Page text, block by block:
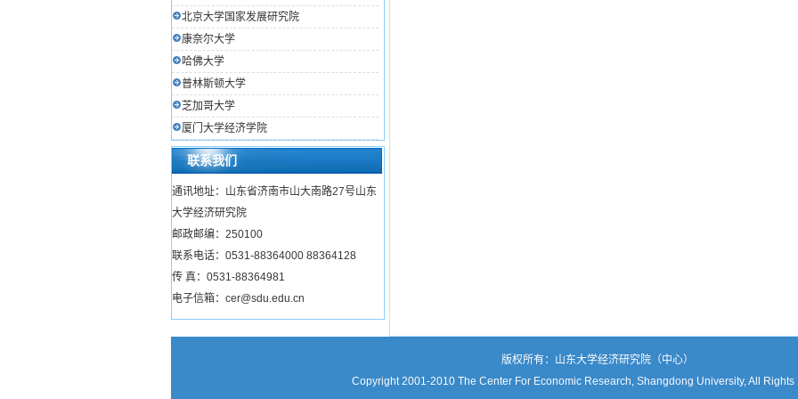
北京大学国家发展研究院
康奈尔大学
哈佛大学
普林斯顿大学
芝加哥大学
厦门大学经济学院
联系我们
通讯地址：山东省济南市山大南路27号山东
大学经济研究院
邮政邮编：250100
联系电话：0531-88364000 88364128
传 真：0531-88364981
电子信箱：cer@sdu.edu.cn
版权所有：山东大学经济研究院（中心）
Copyright 2001-2010 The Center For Economic Research, Shangdong University, All Rights